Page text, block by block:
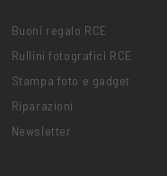
Buoni regalo RCE
Rullini fotografici RCE
Stampa foto e gadget
Riparazioni
Newsletter